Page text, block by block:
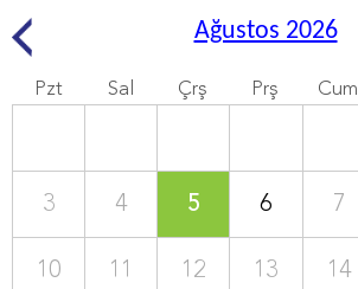
Ağustos 2026
Pzt Sal Çrş Prş Cum
3 4 5 6 7
10 11 12 13 14